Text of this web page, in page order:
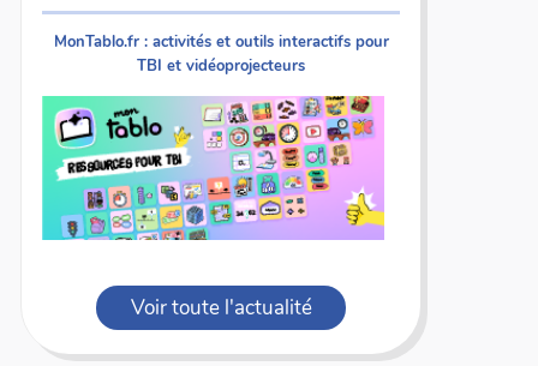
MonTablo.fr : activités et outils interactifs pour
TBI et vidéoprojecteurs
Voir toute l'actualité